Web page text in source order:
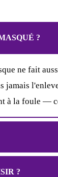
?
ne fait
jamais
à la foule —
?